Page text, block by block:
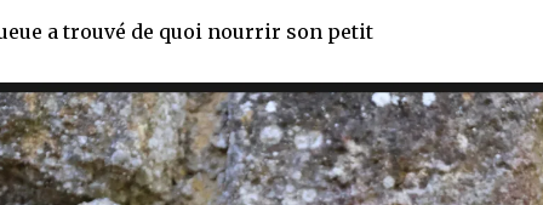
a trouvé de quoi nourrir son petit